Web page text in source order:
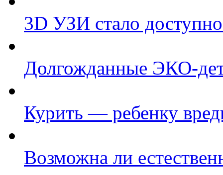
3D УЗИ стало
Долгожданные ЭКО-
Курить — ребенку
Возможна ли